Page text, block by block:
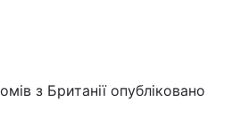
з Британії опубліковано